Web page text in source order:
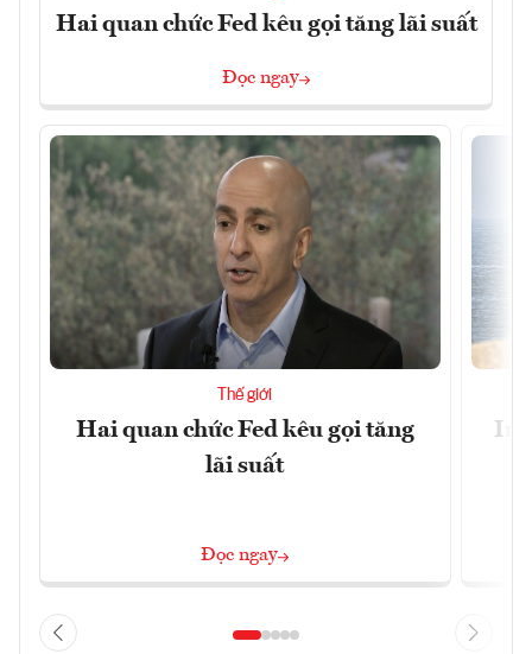
Hai quan chức Fed kêu gọi tăng lãi suất
Đọc ngay
Thế giới
Hai quan chức Fed kêu gọi tăng
lãi suất
Đọc ngay